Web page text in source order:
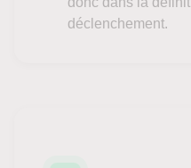
déclenchement.